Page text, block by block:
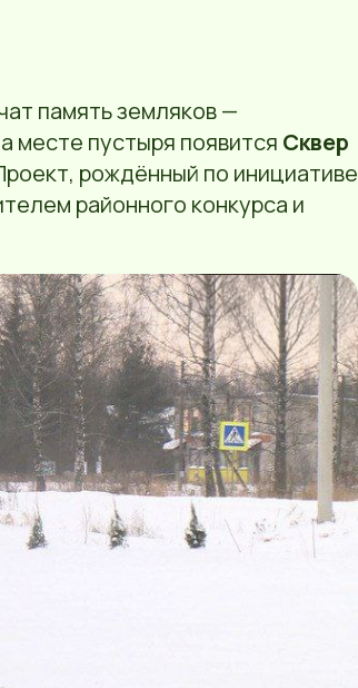
память земляков —
месте пустыря появится Сквер
рождённый по инициативе
районного конкурса и